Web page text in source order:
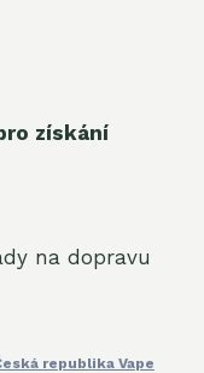
získání
na dopravu
republika Vape